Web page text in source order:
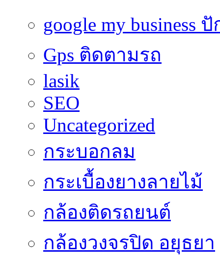
google my business
Gps ติดตามรถ
lasik
SEO
Uncategorized
กระบอกลม
กระเบื้องยางลายไม้
กล้องติดรถยนต์
กล้องวงจรปิด อยุธยา